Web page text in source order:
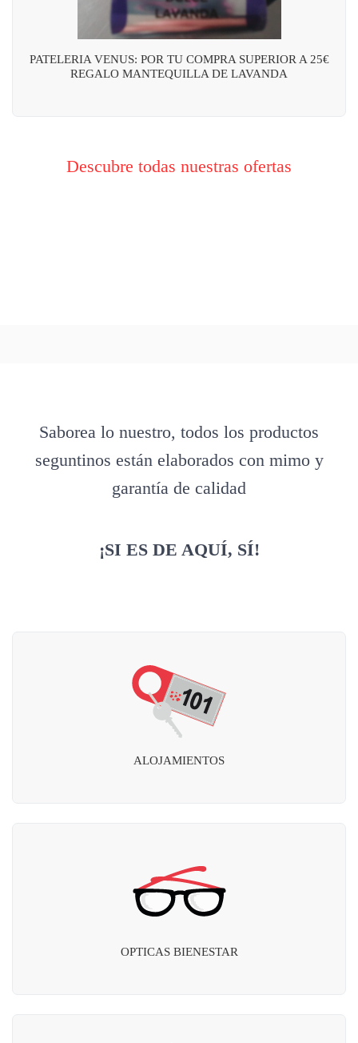
PATELERIA VENUS: POR TU COMPRA SUPERIOR A 25€
REGALO MANTEQUILLA DE LAVANDA
Descubre todas nuestras ofertas
Saborea lo nuestro, todos los productos
seguntinos están elaborados con mimo y
garantía de calidad
¡SI ES DE AQUÍ, SÍ!
ALOJAMIENTOS
OPTICAS BIENESTAR